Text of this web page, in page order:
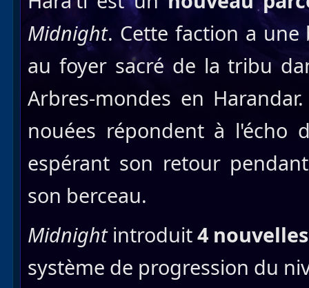
Midnight. Cette faction a une
au foyer sacré de la tribu
Arbres-mondes en
nouées répondent à l'écho
espérant son retour
son berceau.
Midnight introduit4
système de progression du